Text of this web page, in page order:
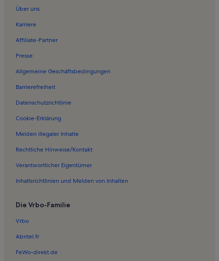
Ferienwohnungen in Wurlgrund
Ferienwohnungen in Dagow
Ferienwohnungen in Großer Stechlinsee
Ferienwohnungen in Burow
Ferienwohnungen in Steinförde
Ferienwohnungen in Himmelpfort
Ferienunterkünfte nahe Dannenwalde
Ferienwohnungen in Boltenhof
Ferienwohnungen in Densow
Ferienwohnungen und Apartments in Retzow
Häuser in Boitzenburger Land
Häuser in Boitzenburger Land
Ferienunterkünfte für Familien in Neuglobsow
Über uns
Karriere
Affiliate-Partner
Presse
Allgemeine Geschäftsbedingungen
Barrierefreiheit
Datenschutzrichtlinie
Cookie-Erklärung
Melden illegaler Inhalte
Rechtliche Hinweise/Kontakt
Verantwortlicher Eigentümer
Inhaltsrichtlinien und Melden von Inhalten
Die Vrbo-Familie
Vrbo
Abritel.fr
FeWo-direkt.de